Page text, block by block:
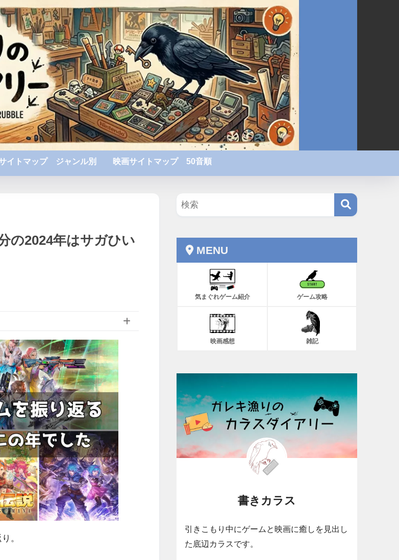
イトマップ ジャンル別 映画サイトマップ 50音順
の2024年はサガひい
。
MENU
気まぐれゲーム紹介 ゲーム攻略
映画感想 雑記
書きカラス
引きこもり中にゲームと映画に癒しを見出し
た底辺カラスです。